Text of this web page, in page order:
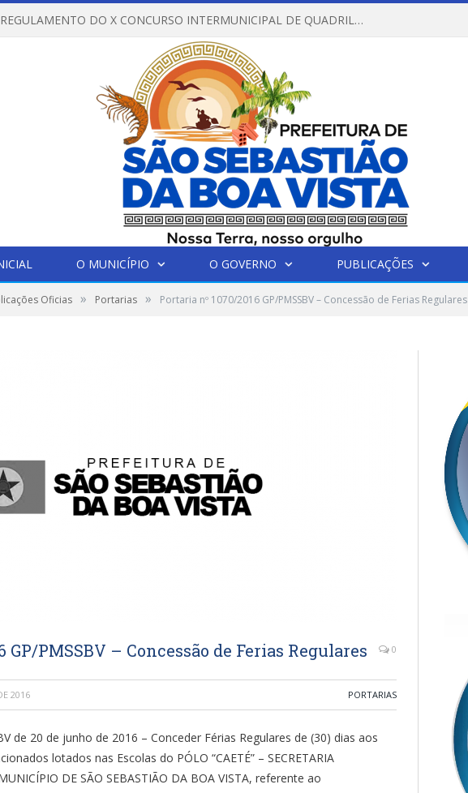
REGULAMENTO DO X CONCURSO INTERMUNICIPAL DE QUADRILHAS JUNINAS – 2026 – ARRAIÁ DA VENEZA
O MUNICÍPIO O GOVERNO PUBLICAÇÕES
Oficias » Portarias » Portaria nº 1070/2016 GP/PMSSBV – Concessão de Ferias Regulares
GP/PMSSBV – Concessão de Ferias Regulares 0
2016 PORTARIAS
de 20 de junho de 2016 – Conceder Férias Regulares de (30) dias aos
lotados nas Escolas do PÓLO “CAETÉ” – SECRETARIA
DE SÃO SEBASTIÃO DA BOA VISTA, referente ao